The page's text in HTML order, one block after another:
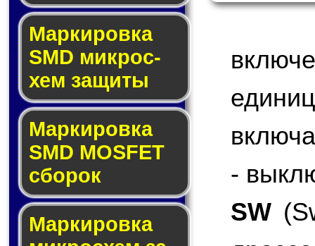
Мар­ки­ров­ка
SMD мик­рос­
хем защиты
Мар­ки­ров­ка
SMD MOSFET
сбо­рок
Мар­ки­ров­ка
-
SW